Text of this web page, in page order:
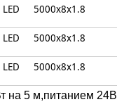
5000х8х1.8
5000х8х1.8
5000х8х1.8
на 5 м,питанием 24В